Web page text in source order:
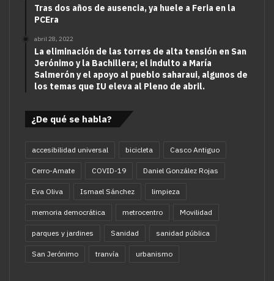
Tras dos años de ausencia, ya huele a Feria en la
PCEra
abril 28, 2022
La eliminación de las torres de alta tensión en San
Jerónimo y la Bachillera; el indulto a María
Salmerón y el apoyo al pueblo saharaui, algunos de
los temas que IU eleva al Pleno de abril.
¿De qué se habla?
accesibilidad universal bicicleta Casco Antiguo
Cerro-Amate COVID-19 Daniel González Rojas
Eva Oliva Ismael Sánchez limpieza
memoria democrática metrocentro Movilidad
parques y jardines Sanidad sanidad pública
San Jerónimo tranvía urbanismo